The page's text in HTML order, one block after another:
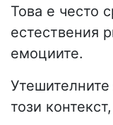
Това е често
естествения
емоциите.
този